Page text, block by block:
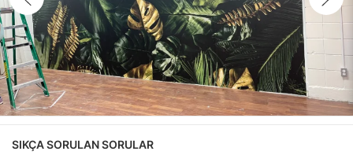
SIKÇA SORULAN SORULAR